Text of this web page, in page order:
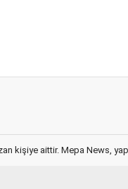
kişiye aittir. Mepa News,